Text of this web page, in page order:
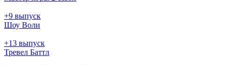
+9 выпуск
Шоу Воли
+13 выпуск
Тревел Баттл